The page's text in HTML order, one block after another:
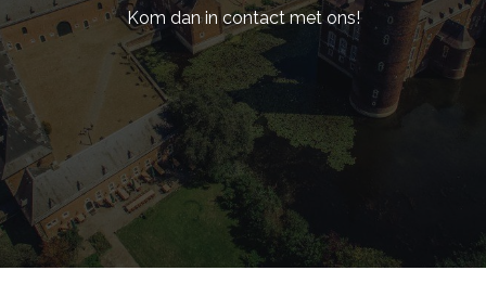
Kom dan in contact met ons!